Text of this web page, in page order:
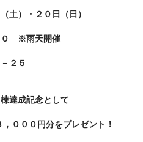
土）・２０日（日）
０ ※雨天開催
２５
達成記念として
０００円分をプレゼント！